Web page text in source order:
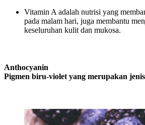
Vitamin A adalah nutrisi yang
pada malam hari, juga membantu
keseluruhan kulit dan mukosa.
Anthocyanin
Pigmen biru-violet yang merupakan